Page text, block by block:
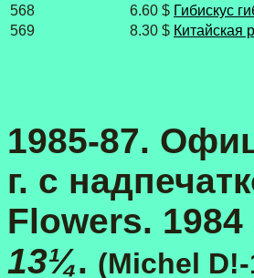
568
6.60 $ Гибискус
569
8.30 $ Китайская
1985-87.
г. с
Flowers.
13¼. (Michel